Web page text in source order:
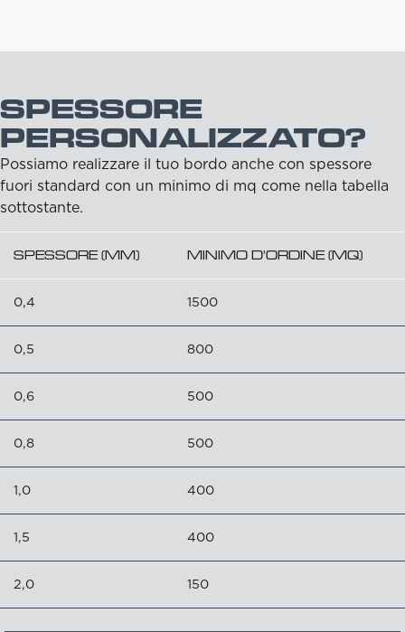
SPESSORE
PERSONALIZZATO?
Possiamo realizzare il tuo bordo anche con spessore
fuori standard con un minimo di mq come nella tabella
sottostante.
SPESSORE (MM) MINIMO D'ORDINE (MQ)
0,4 1500
0,5 800
0,6 500
0,8 500
1,0 400
1,5 400
2,0 150